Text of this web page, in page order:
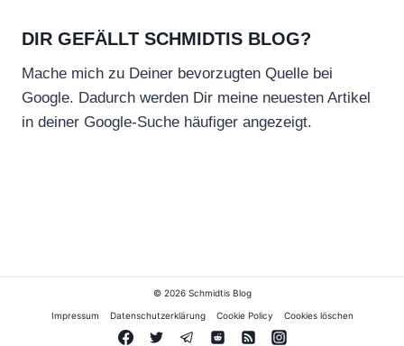
DIR GEFÄLLT SCHMIDTIS BLOG?
Mache mich zu Deiner bevorzugten Quelle bei
Google. Dadurch werden Dir meine neuesten Artikel
in deiner Google-Suche häufiger angezeigt.
© 2026 Schmidtis Blog
Impressum Datenschutzerklärung Cookie Policy Cookies löschen